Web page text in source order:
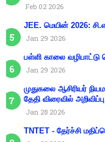
Feb 02 2026
JEE. மெயின் 2026:
Jan 29 2026
பள்ளி காலை வழிபாட்டு
Jan 29 2026
முதுகலை ஆசிரியர்
தேதி விரைவில்
Jan 28 2026
TNTET - தேர்ச்சி